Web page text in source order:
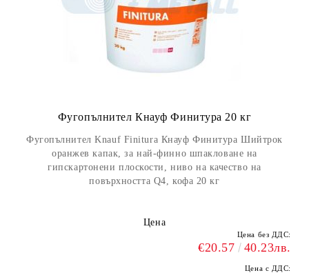
Фугопълнител Кнауф Финитура 20 кг
Фугопълнител Knauf Finitura Кнауф Финитура Шийтрок
оранжев капак, за най-финно шпакловане на
гипскартонени плоскости, ниво на качество на
повърхността Q4, кофа 20 кг
Цена
Цена без ДДС:
€20.57 40.23лв.
Цена с ДДС: